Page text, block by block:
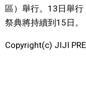
生活
運動
區）舉行。13日舉行
祭典將持續到15日。
Copyright(c) JIJI